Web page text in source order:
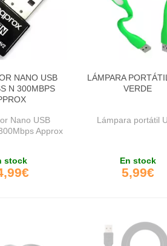
NANO USB
N 300MBPS
Nano USB
Approx
stock
LÁMPARA
VERDE
Lámpara portátil
En stock
5,99€